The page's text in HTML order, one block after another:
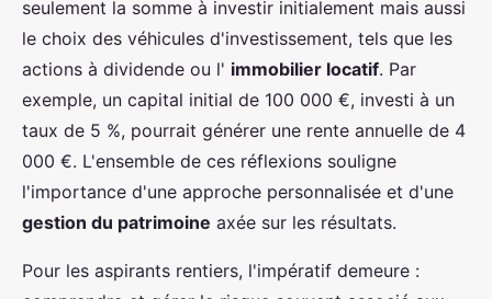
seulement la somme à investir initialement mais aussi
le choix des véhicules d'investissement, tels que les
actions à dividende ou l' immobilier locatif. Par
exemple, un capital initial de 100 000 €, investi à un
taux de 5 %, pourrait générer une rente annuelle de 4
000 €. L'ensemble de ces réflexions souligne
l'importance d'une approche personnalisée et d'une
gestion du patrimoine axée sur les résultats.
Pour les aspirants rentiers, l'impératif demeure :